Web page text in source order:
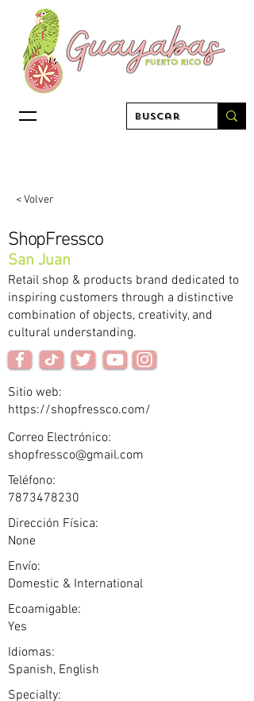
< Volver
ShopFressco
San Juan
Retail shop & products brand dedicated to
inspiring customers through a distinctive
combination of objects, creativity, and
cultural understanding.
Sitio web:
https://shopfressco.com/
Correo Electrónico:
shopfressco@gmail.com
Teléfono:
7873478230
Dirección Física:
None
Envío:
Domestic & International
Ecoamigable:
Yes
Idiomas:
Spanish, English
Specialty: